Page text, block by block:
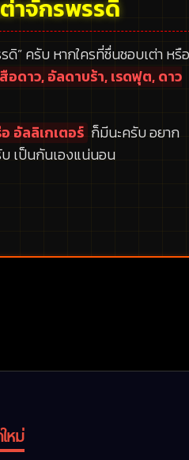
าจักรพรรดิ
ดิ”ครับ หากใครที่ชื่นชอบเต่า หรือ
อดาว, อัลดาบร้า, เรดฟุต, ดาว
อัลลิเกเตอร์ ก็มีนะครับ อยาก
เป็นกันเองแน่นอน
หม่